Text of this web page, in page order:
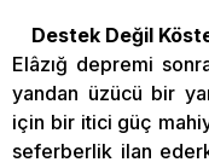
Destek Değil
Elâzığ depremi
yandan üzücü bir
için bir itici güç
seferberlik ilan